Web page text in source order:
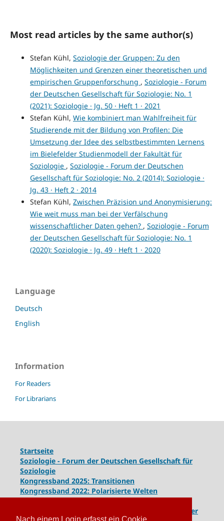
Most read articles by the same author(s)
Stefan Kühl, Soziologie der Gruppen: Zu den
Möglichkeiten und Grenzen einer theoretischen und
empirischen Gruppenforschung , Soziologie - Forum
der Deutschen Gesellschaft für Soziologie: No. 1
(2021): Soziologie · Jg. 50 · Heft 1 · 2021
Stefan Kühl, Wie kombiniert man Wahlfreiheit für
Studierende mit der Bildung von Profilen: Die
Umsetzung der Idee des selbstbestimmten Lernens
im Bielefelder Studienmodell der Fakultät für
Soziologie , Soziologie - Forum der Deutschen
Gesellschaft für Soziologie: No. 2 (2014): Soziologie ·
Jg. 43 · Heft 2 · 2014
Stefan Kühl, Zwischen Präzision und Anonymisierung:
Wie weit muss man bei der Verfälschung
wissenschaftlicher Daten gehen? , Soziologie - Forum
der Deutschen Gesellschaft für Soziologie: No. 1
(2020): Soziologie · Jg. 49 · Heft 1 · 2020
Language
Deutsch
English
Information
For Readers
For Librarians
Startseite
Soziologie - Forum der Deutschen Gesellschaft für
Soziologie
Kongressband 2025: Transitionen
Kongressband 2022: Polarisierte Welten
Komplexe Dynamiken globaler